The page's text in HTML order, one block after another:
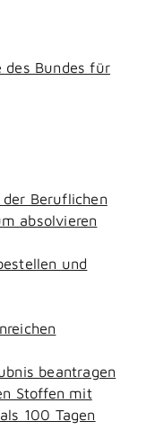
des Bundes für
Beruflichen
absolvieren
und
beantragen
Stoffen mit
100 Tagen